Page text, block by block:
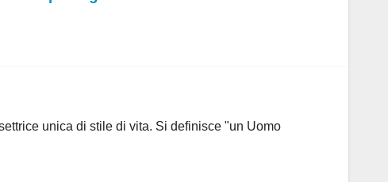
unica di stile di vita. Si definisce "un Uomo